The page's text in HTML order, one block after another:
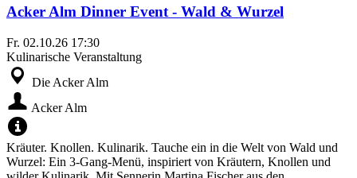
Acker Alm Dinner Event - Wald & Wurzel
Fr. 02.10.26 17:30
Kulinarische Veranstaltung
Die Acker Alm
Acker Alm
Kräuter. Knollen. Kulinarik. Tauche ein in die Welt von Wald und
Wurzel: Ein 3-Gang-Menü, inspiriert von Kräutern, Knollen und